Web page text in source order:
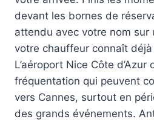
devant les bornes de
attendu avec votre nom sur
votre chauffeur connaît
L’aéroport Nice Côte
fréquentation qui peuvent
vers Cannes, surtout en
des grands événements.